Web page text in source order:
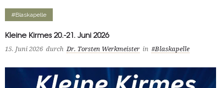
#Blaskapelle
Kleine Kirmes 20.-21. Juni 2026
15. Juni 2026 durch Dr. Torsten Werkmeister in #Blaskapelle